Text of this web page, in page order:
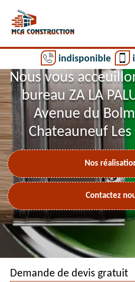
indisponible
Nous vous
bureau ZA LA
Avenue du
Chateauneuf
Nos
Contactez
Demande de devis gratuit